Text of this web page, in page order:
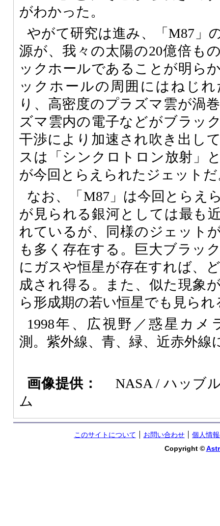
がわかった。
やがて研究は進み、「M87」
源が、我々の太陽の20億倍も
ックホールであることが明ら
ックホールの周囲にはねじ
り、高密度のプラズマ雲が渦
ズマ雲内の電子などがブラッ
干渉により加速され吹き出
スは「シンクロトロン放射
が今回とらえられたジェット
なお、「M87」は今回とらえ
が見られる銀河としては最も
れているが、同様のジェット
も多く存在する。巨大ブラッ
にガスや恒星が存在すれば、
成され得る。また、似た現象
ら形成期の若い恒星でも見られ
1998年、広視野／惑星カメ
測。紫外線、青、緑、近赤外線
画像提供：
NASA / ハッブ
ム
このサイトについて お問い合わせ
個人情
Copyright ©